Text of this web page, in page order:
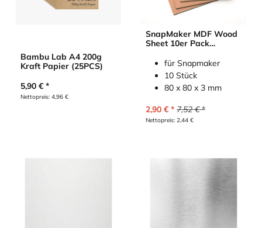
Bambu Lab A4 200g
Kraft Papier (25PCS)
5,90 €
Nettopreis: 4,96 €
SnapMaker MDF Wood
Sheet 10er Pack
für Snapmaker
10 Stück
80 x 80 x 3 mm
2,90€ 7,52€
Nettopreis: 2,44€